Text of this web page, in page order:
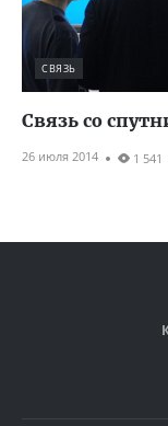
СВЯЗЬ
Связь со
26 июля 2014 1 541